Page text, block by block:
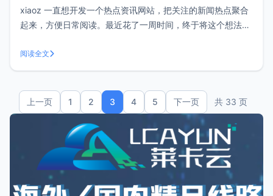
xiaoz 一直想开发一个热点资讯网站，把关注的新闻热点聚合
起来，方便日常阅读。最近花了一周时间，终于将这个想法落
来体验！热点墨客体验地址：https://hot.rss.ink/ （请复制到
浏览器打开）关于热点墨客不知道你有没有这种感觉：很多热
阅读全文
上一页 1 2 3 4 5 下一页 共 33 页